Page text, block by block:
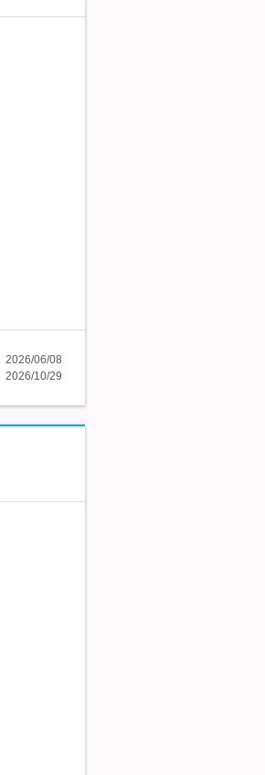
2026/06/08
2026/10/29